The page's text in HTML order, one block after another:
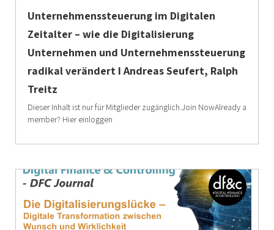
Unternehmenssteuerung im Digitalen
Zeitalter – wie die Digitalisierung
Unternehmen und Unternehmenssteuerung
radikal verändert I Andreas Seufert, Ralph
Treitz
Dieser Inhalt ist nur für Mitglieder zugänglich.Join NowAlready a
member? Hier einloggen